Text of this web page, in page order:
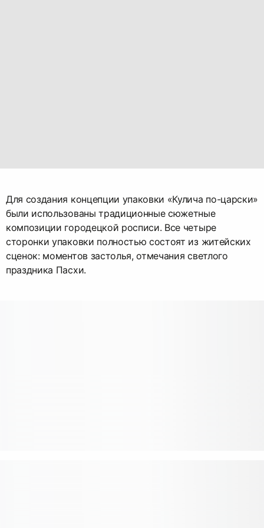
Для создания концепции упаковки «Кулича по-царски»
были использованы традиционные сюжетные
композиции городецкой росписи. Все четыре
сторонки упаковки полностью состоят из житейских
сценок: моментов застолья, отмечания светлого
праздника Пасхи.